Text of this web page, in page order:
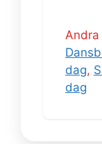
dag,
dag